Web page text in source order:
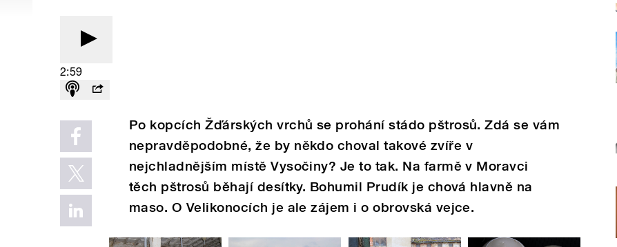
2:59
Po kopcích Žďárských vrchů se prohání stádo pštrosů. Zdá se vám
nepravděpodobné, že by někdo choval takové zvíře v
nejchladnějším místě Vysočiny? Je to tak. Na farmě v Moravci
těch pštrosů běhají desítky. Bohumil Prudík je chová hlavně na
maso. O Velikonocích je ale zájem i o obrovská vejce.